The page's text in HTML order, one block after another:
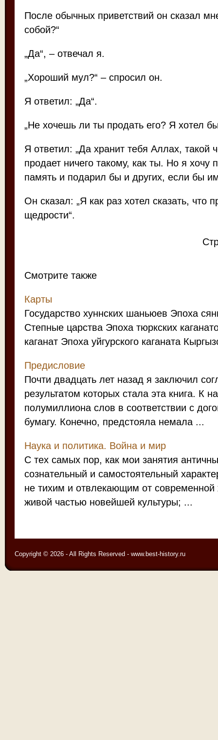
После обычных приветствий он сказал
собой?“
„Да“, – отвечал я.
„Хороший мул?“ – спросил он.
Я ответил: „Да“.
„Не хочешь ли ты продать его? Я хотел бы
Я ответил: „Да хранит тебя Аллах, такой
продает ничего такому, как ты. Но я хочу
память и подарил бы и других, если бы
Он сказал: „Я как раз хотел сказать, что
щедрости“.
Смотрите также
Карты
Государство хуннских шаньюев Эпоха
Степные царства Эпоха тюркских
каганат Эпоха уйгурского каганата
Предисловие
Почти двадцать лет назад я заключил
результатом которых стала эта книга. К
полумиллиона слов в соответствии с
бумагу. Конечно, предстояла немала ...
Наука и политика. Война и мир
С тех самых пор, как мои занятия
сознательный и самостоятельный
не тихим и отвлекающим от
живой частью новейшей культуры; ...
Copyright © 2026 - All Rights Reserved - www.best-history.ru